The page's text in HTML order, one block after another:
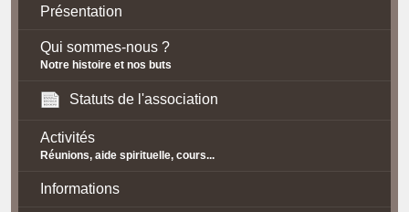
Présentation
Qui sommes-nous ?
Notre histoire et nos buts
Statuts de l'association
Activités
Réunions, aide spirituelle, cours...
Informations